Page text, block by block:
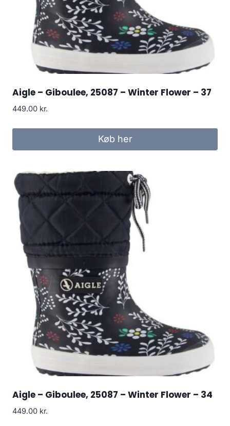
Aigle – Giboulee, 25087 – Winter Flower – 37
449.00 kr.
Køb her
Aigle – Giboulee, 25087 – Winter Flower – 34
449.00 kr.